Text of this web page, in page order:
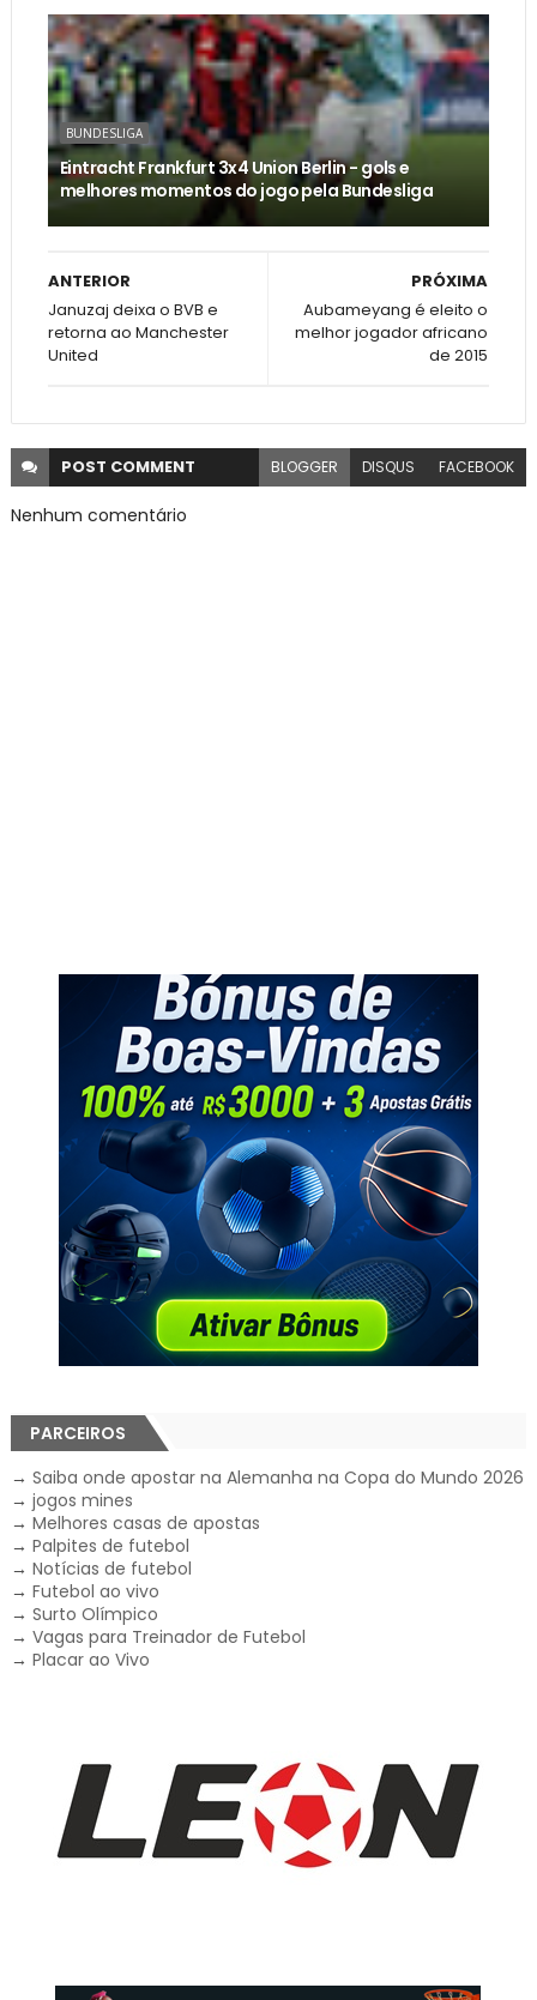
BUNDESLIGA
Eintracht Frankfurt 3x4 Union Berlin - gols e
melhores momentos do jogo pela Bundesliga
PRÓXIMA
Aubameyang é eleito o
melhor jogador africano
de 2015
ANTERIOR
Januzaj deixa o BVB e
retorna ao Manchester
United
POST COMMENT BLOGGER DISQUS FACEBOOK
Nenhum comentário
PARCEIROS
→ Saiba onde apostar na Alemanha na Copa do Mundo 2026
→ jogos mines
→ Melhores casas de apostas
→ Palpites de futebol
→ Notícias de futebol
→ Futebol ao vivo
→ Surto Olímpico
→ Vagas para Treinador de Futebol
→ Placar ao Vivo